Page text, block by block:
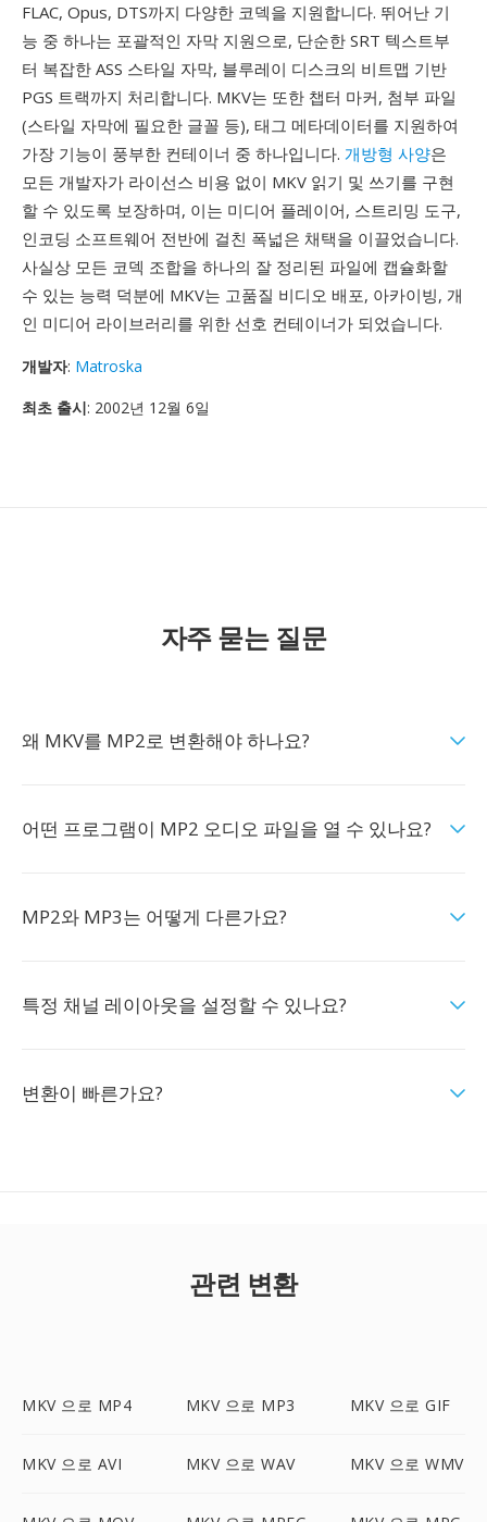
FLAC, Opus, DTS까지 다양한 코덱을 지원합니다. 뛰어난 기
능 중 하나는 포괄적인 자막 지원으로, 단순한 SRT 텍스트부
터 복잡한 ASS 스타일 자막, 블루레이 디스크의 비트맵 기반
PGS 트랙까지 처리합니다. MKV는 또한 챕터 마커, 첨부 파일
(스타일 자막에 필요한 글꼴 등), 태그 메타데이터를 지원하여
가장 기능이 풍부한 컨테이너 중 하나입니다. 개방형 사양은
모든 개발자가 라이선스 비용 없이 MKV 읽기 및 쓰기를 구현
할 수 있도록 보장하며, 이는 미디어 플레이어, 스트리밍 도구,
인코딩 소프트웨어 전반에 걸친 폭넓은 채택을 이끌었습니다.
사실상 모든 코덱 조합을 하나의 잘 정리된 파일에 캡슐화할
수 있는 능력 덕분에 MKV는 고품질 비디오 배포, 아카이빙, 개
인 미디어 라이브러리를 위한 선호 컨테이너가 되었습니다.
개발자: Matroska
최초 출시: 2002년 12월 6일
자주 묻는 질문
왜 MKV를 MP2로 변환해야 하나요?
어떤 프로그램이 MP2 오디오 파일을 열 수 있나요?
MP2와 MP3는 어떻게 다른가요?
특정 채널 레이아웃을 설정할 수 있나요?
변환이 빠른가요?
관련 변환
MKV 으로 MP4 MKV 으로 MP3 MKV 으로 GIF
MKV 으로 AVI MKV 으로 WAV MKV 으로 WMV